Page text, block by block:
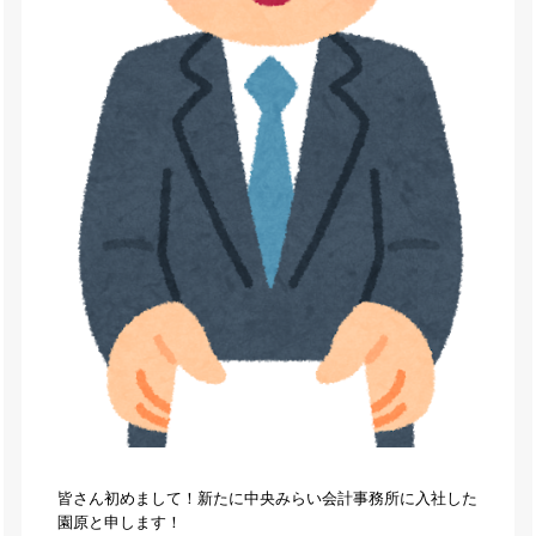
皆さん初めまして！新たに中央みらい会計事務所に入社した
園原と申します！